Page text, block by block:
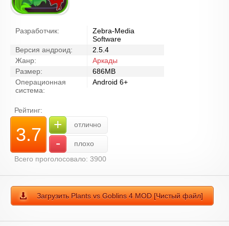
Разработчик:
Zebra-Media
Software
Версия андроид:
2.5.4
Жанр:
Аркады
Размер:
686MB
Операционная
система:
Android 6+
Рейтинг:
3.7 + отлично
-
плохо
Всего проголосовало: 3900
Загрузить Plants vs Goblins 4 MOD [Чистый файл]